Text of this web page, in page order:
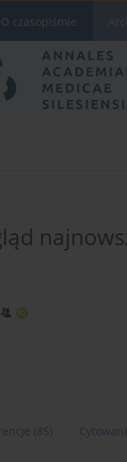
O czasopiśmie
(85)